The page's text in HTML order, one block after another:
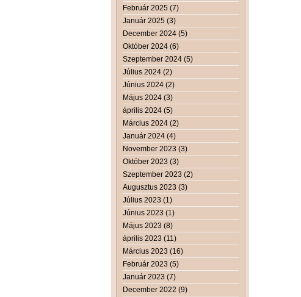
Február 2025 (7)
Január 2025 (3)
December 2024 (5)
Október 2024 (6)
Szeptember 2024 (5)
Július 2024 (2)
Június 2024 (2)
Május 2024 (3)
április 2024 (5)
Március 2024 (2)
Január 2024 (4)
November 2023 (3)
Október 2023 (3)
Szeptember 2023 (2)
Augusztus 2023 (3)
Július 2023 (1)
Június 2023 (1)
Május 2023 (8)
április 2023 (11)
Március 2023 (16)
Február 2023 (5)
Január 2023 (7)
December 2022 (9)